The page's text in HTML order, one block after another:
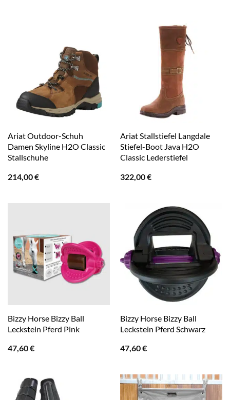
Ariat Outdoor-Schuh
Damen Skyline H2O Classic
Stallschuhe
214,00€
Ariat Stallstiefel Langdale
Stiefel-Boot Java H2O
Classic Lederstiefel
322,00€
Bizzy Horse Bizzy Ball
Leckstein Pferd Pink
47,60€
Bizzy Horse Bizzy Ball
Leckstein Pferd Schwarz
47,60€